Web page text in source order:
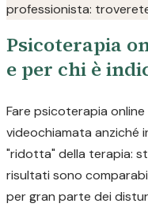
professionista:
Psicoterapia
e per chi è
Fare psicoterapia
videochiamata anziché
"ridotta" della terapia:
risultati sono
per gran parte dei